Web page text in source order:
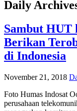
Daily
Sambut HUT
Berikan
di Indonesia
November 21, 2018
Foto Humas Indosat
perusahaan